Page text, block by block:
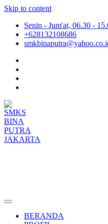
Skip to content
Senin - Jum'at, 06.30 -
+628132108686
BERANDA